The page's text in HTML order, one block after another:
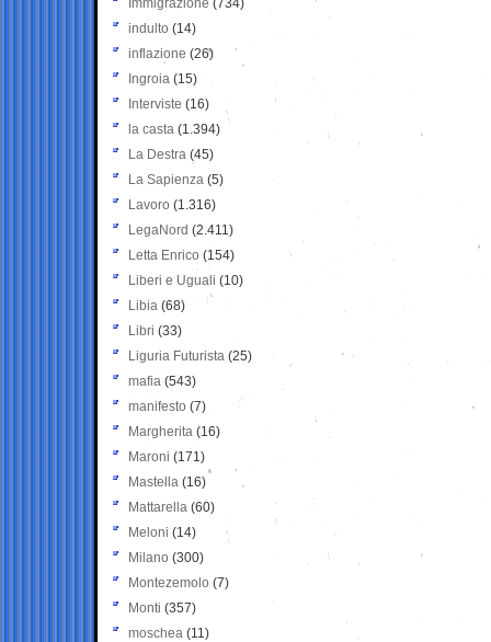
Immigrazione (734)
indulto (14)
inflazione (26)
Ingroia (15)
Interviste (16)
la casta (1.394)
La Destra (45)
La Sapienza (5)
Lavoro (1.316)
LegaNord (2.411)
Letta Enrico (154)
Liberi e Uguali (10)
Libia (68)
Libri (33)
Liguria Futurista (25)
mafia (543)
manifesto (7)
Margherita (16)
Maroni (171)
Mastella (16)
Mattarella (60)
Meloni (14)
Milano (300)
Montezemolo (7)
Monti (357)
moschea (11)